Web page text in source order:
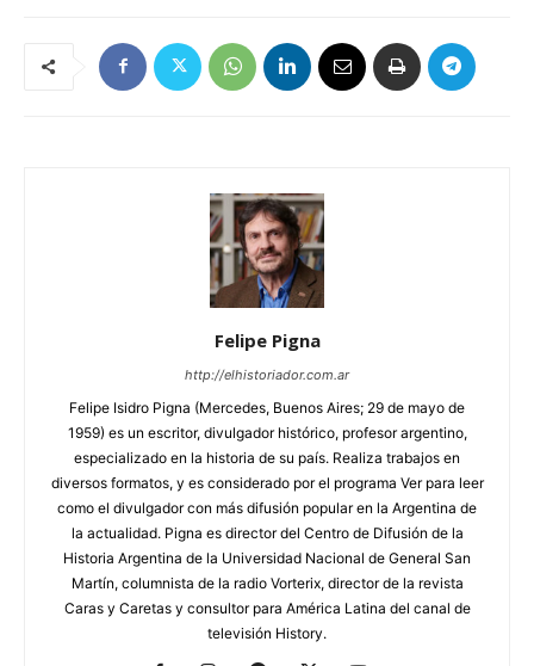
Felipe Pigna
http://elhistoriador.com.ar
Felipe Isidro Pigna (Mercedes, Buenos Aires; 29 de mayo de
1959) es un escritor, divulgador histórico, profesor argentino,
especializado en la historia de su país. Realiza trabajos en
diversos formatos, y es considerado por el programa Ver para leer
como el divulgador con más difusión popular en la Argentina de
la actualidad. Pigna es director del Centro de Difusión de la
Historia Argentina de la Universidad Nacional de General San
Martín, columnista de la radio Vorterix, director de la revista
Caras y Caretas y consultor para América Latina del canal de
televisión History.